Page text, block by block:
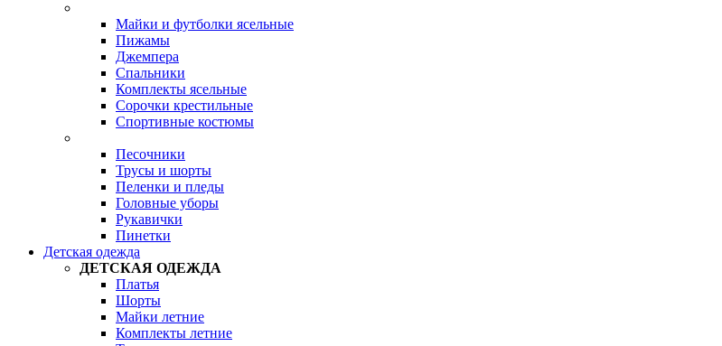
Майки и футболки ясельные
Пижамы
Джемпера
Спальники
Комплекты ясельные
Сорочки крестильные
Спортивные костюмы
Песочники
Трусы и шорты
Пеленки и пледы
Головные уборы
Рукавички
Пинетки
Детская одежда
ДЕТСКАЯ ОДЕЖДА
Платья
Шорты
Майки летние
Комплекты летние